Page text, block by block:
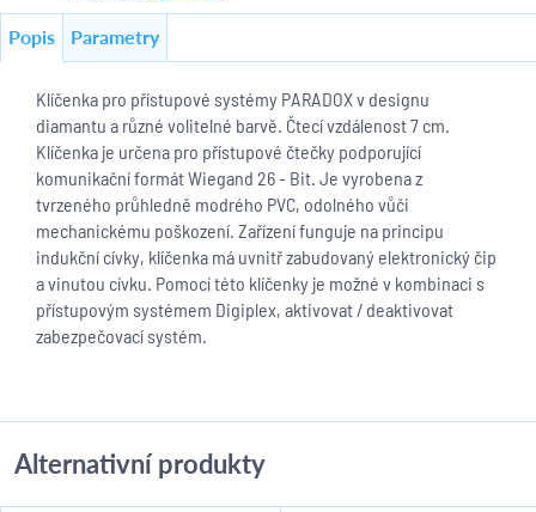
Popis Parametry
Klíčenka pro přístupové systémy PARADOX v designu
diamantu a různé volitelné barvě. Čtecí vzdálenost 7 cm.
Klíčenka je určena pro přístupové čtečky podporující
komunikační formát Wiegand 26 - Bit. Je vyrobena z
tvrzeného průhledně modrého PVC, odolného vůči
mechanickému poškození. Zařízení funguje na principu
indukční cívky, klíčenka má uvnitř zabudovaný elektronický čip
a vinutou cívku. Pomocí této klíčenky je možné v kombinaci s
přístupovým systémem Digiplex, aktivovat / deaktivovat
zabezpečovací systém.
Alternativní produkty